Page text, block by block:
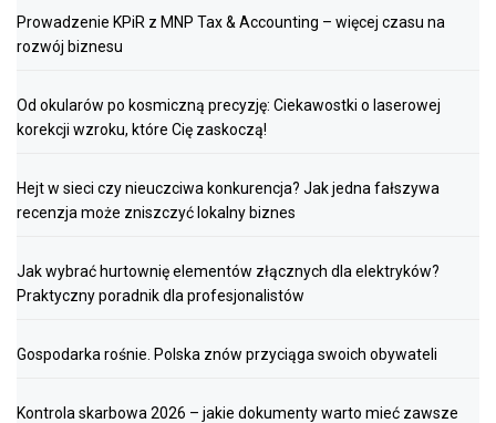
Prowadzenie KPiR z MNP Tax & Accounting – więcej czasu na
rozwój biznesu
Od okularów po kosmiczną precyzję: Ciekawostki o laserowej
korekcji wzroku, które Cię zaskoczą!
Hejt w sieci czy nieuczciwa konkurencja? Jak jedna fałszywa
recenzja może zniszczyć lokalny biznes
Jak wybrać hurtownię elementów złącznych dla elektryków?
Praktyczny poradnik dla profesjonalistów
Gospodarka rośnie. Polska znów przyciąga swoich obywateli
Kontrola skarbowa 2026 – jakie dokumenty warto mieć zawsze